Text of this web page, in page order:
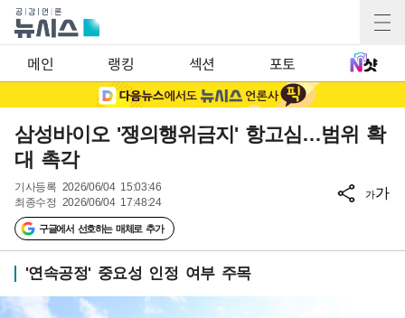
메인 랭킹 섹션 포토
삼성바이오 '쟁의행위금지' 항고심…범위 확
대 촉각
기사등록 2026/06/04 15:03:46
최종수정 2026/06/04 17:48:24
구글에서 선호하는 매체로 추가
가가
'연속공정' 중요성 인정 여부 주목